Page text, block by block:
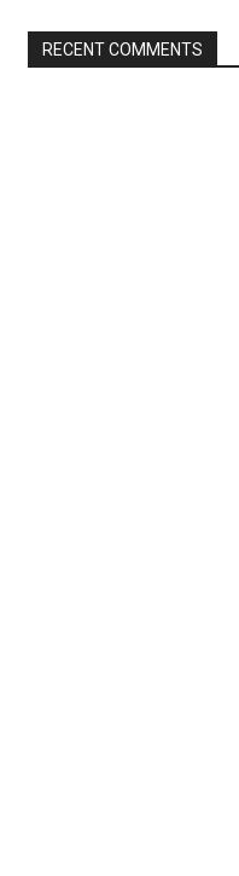
RECENT COMMENTS